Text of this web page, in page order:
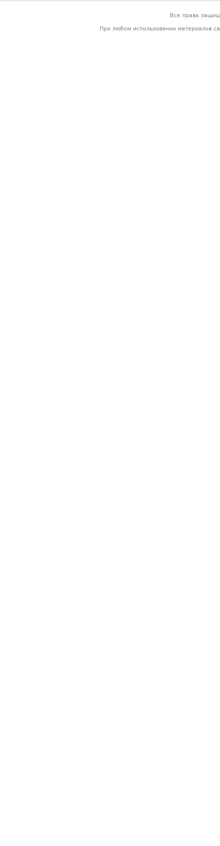
Все права
При любом использовании материалов